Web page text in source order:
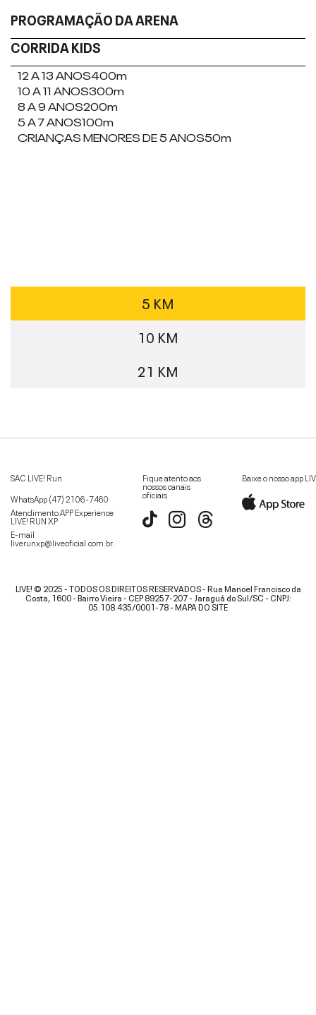
PROGRAMAÇÃO DA ARENA
CORRIDA KIDS
12 A 13 ANOS400m
10 A 11 ANOS300m
8 A 9 ANOS200m
5 A 7 ANOS100m
CRIANÇAS MENORES DE 5 ANOS50m
5 KM
10 KM
21 KM
SAC LIVE! Run
WhatsApp(47) 2106-7460
Atendimento APP Experience
LIVE! RUN XP
E-mail
liverunxp@liveoficial.com.br.
Fique atento aos
nossos canais
oficiais
Baixe o nosso app
LIVE! © 2025 - TODOS OS DIREITOS RESERVADOS - Rua Manoel Francisco da
Costa, 1600 - Bairro Vieira - CEP 89257-207 - Jaraguá do Sul/SC - CNPJ:
05.108.435/0001-78 -MAPA DO SITE